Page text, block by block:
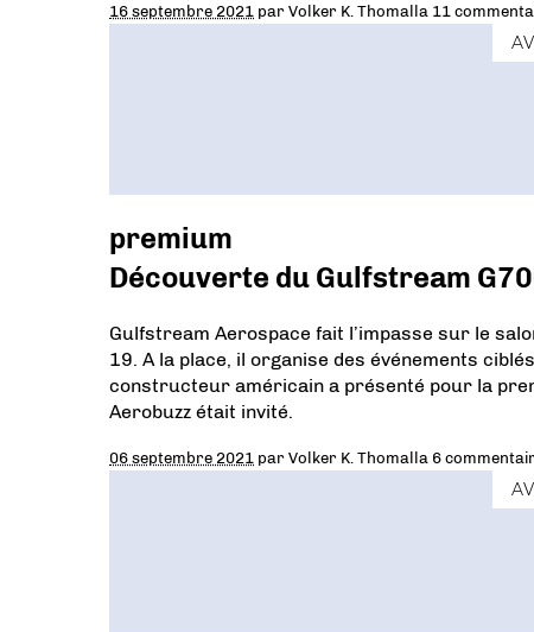
16 septembre 2021 parVolker K. Thomalla 11
premium
Découverte du Gulfstream
Gulfstream Aerospace fait l’impasse sur le
19. A la place, il organise des événements
constructeur américain a présenté pour la
Aerobuzz était invité.
06 septembre 2021 parVolker K. Thomalla 6